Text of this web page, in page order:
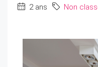
2 ans Non